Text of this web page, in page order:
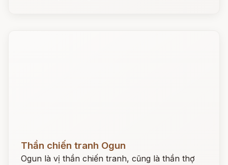
Đọc ngay
Thần chiến tranh Ogun
Ogun là vị thần chiến tranh, cũng là thần thợ